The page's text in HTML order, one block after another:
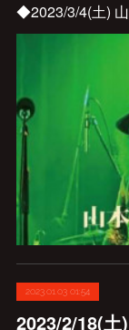
◆2023/3/4(土)
2023.01.03 01:54